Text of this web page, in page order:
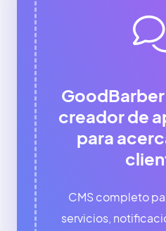
creador de
para
CMS completo
servicios,